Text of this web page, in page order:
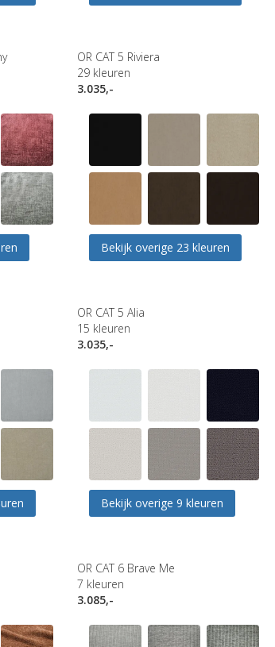
OR CAT 5 Riviera
29 kleuren
3.035,-
Bekijk overige 23 kleuren
OR CAT 5 Alia
15 kleuren
3.035,-
Bekijk overige 9 kleuren
OR CAT 6 Brave Me
7 kleuren
3.085,-